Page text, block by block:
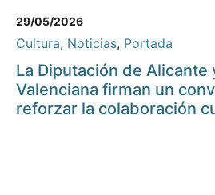
29/05/2026
Cultura, Noticias, Portada
La Diputación de Alicante
Valenciana firman un
reforzar la colaboración